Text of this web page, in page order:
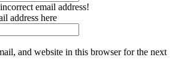
email address!
address here
and website in this browser for the next